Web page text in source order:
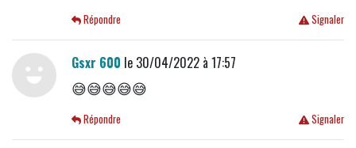
Signaler
Répondre
Gsxr 600 le 30/04/2022 à 17:57
😅😅😅😅😅
Signaler
Répondre